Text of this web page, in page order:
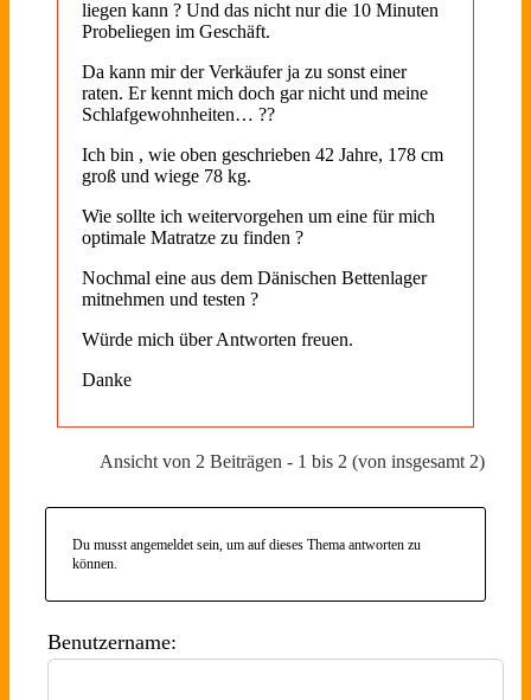
liegen kann ? Und das nicht nur die 10 Minuten
Probeliegen im Geschäft.
Da kann mir der Verkäufer ja zu sonst einer
raten. Er kennt mich doch gar nicht und meine
Schlafgewohnheiten… ??
Ich bin , wie oben geschrieben 42 Jahre, 178 cm
groß und wiege 78 kg.
Wie sollte ich weitervorgehen um eine für mich
optimale Matratze zu finden ?
Nochmal eine aus dem Dänischen Bettenlager
mitnehmen und testen ?
Würde mich über Antworten freuen.
Danke
Ansicht von 2 Beiträgen - 1 bis 2 (von insgesamt 2)
Du musst angemeldet sein, um auf dieses Thema antworten zu
können.
Benutzername: